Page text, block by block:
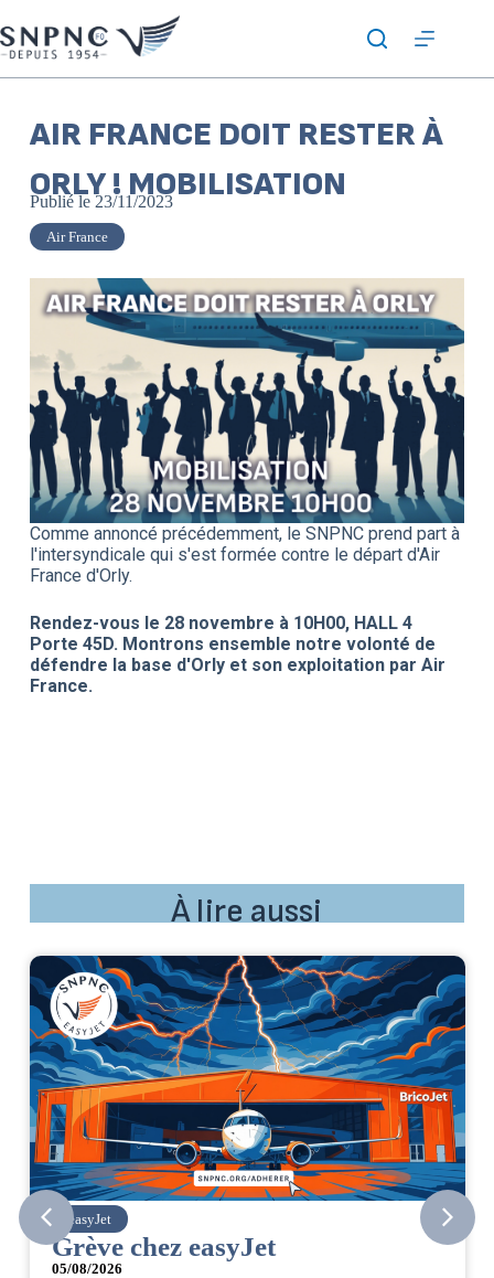
AIR FRANCE DOIT RESTER À
ORLY ! MOBILISATION
Publié le 23/11/2023
Air France
Comme annoncé précédemment, le SNPNC prend part à
l'intersyndicale qui s'est formée contre le départ d'Air
France d'Orly.
Rendez-vous le 28 novembre à 10H00, HALL 4
Porte 45D. Montrons ensemble notre volonté de
défendre la base d'Orly et son exploitation par Air
France.
À lire aussi
easyJet
Grève chez easyJet
05/08/2026